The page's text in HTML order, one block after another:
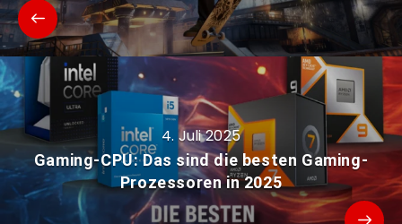
4. Juli 2025
Gaming-CPU: Das sind die besten Gaming-
Prozessoren in 2025